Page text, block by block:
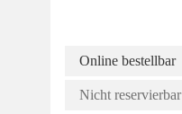
Online bestellbar
Nicht reservierbar